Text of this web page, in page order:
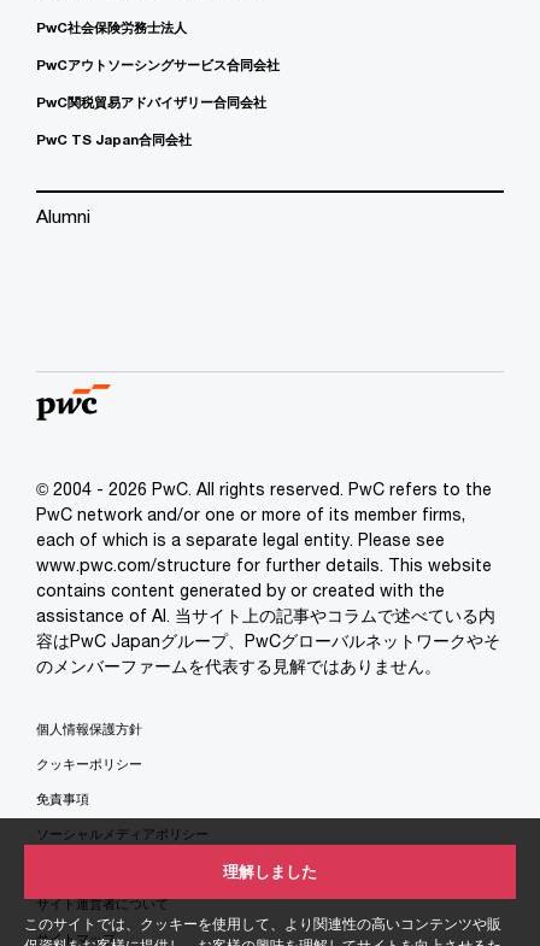
このサイトでは、クッキーを使用して、より関連性の高いコンテンツや販
理解しました
PwC社会保険労務士法人
PwCアウトソーシングサービス合同会社
PwC関税貿易アドバイザリー合同会社
PwC TS Japan合同会社
Alumni
© 2004 - 2026 PwC. All rights reserved. PwC refers to the
PwC network and/or one or more of its member firms,
each of which is a separate legal entity. Please see
www.pwc.com/structure for further details. This website
contains content generated by or created with the
assistance of AI. 当サイト上の記事やコラムで述べている内
容はPwC Japanグループ、PwCグローバルネットワークやそ
のメンバーファームを代表する見解ではありません。
個人情報保護方針
クッキーポリシー
免責事項
ソーシャルメディアポリシー
サイト運営者について
サイトマップ